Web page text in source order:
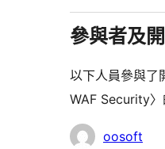
參與者及
以下人員參與了
WAF Security〉
參
oosoft